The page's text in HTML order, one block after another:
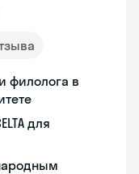
филолога в
для